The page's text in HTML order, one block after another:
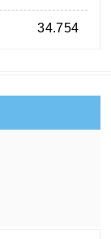
34.754